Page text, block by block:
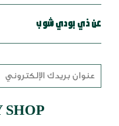
عن ذي بودي شوب
SHOP